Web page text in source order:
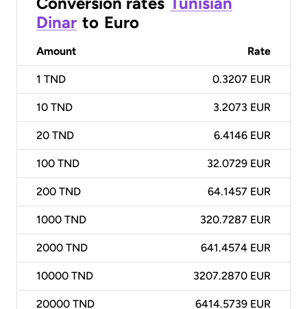
Dinar to Euro
Amount Rate
1 TND 0.3207 EUR
10 TND 3.2073 EUR
20 TND 6.4146 EUR
100 TND 32.0729 EUR
200 TND 64.1457 EUR
1000 TND 320.7287 EUR
2000 TND 641.4574 EUR
10000 TND 3207.2870 EUR
20000 TND 6414.5739 EUR